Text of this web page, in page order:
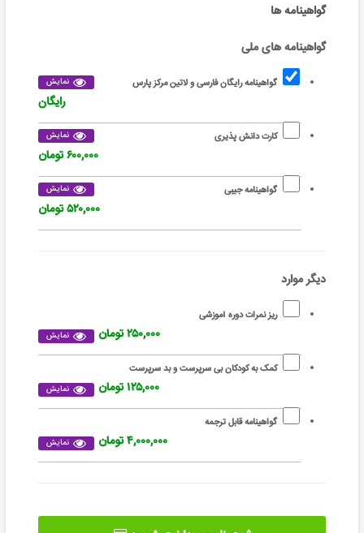
گواهینامه ها
گواهینامه های ملی
گواهینامه رایگان فارسی و لاتین مرکز پارس نمایش
رایگان
کارت دانش پذیری نمایش
۶۰۰,۰۰۰ تومان
گواهینامه جیبی نمایش
۵۲۰,۰۰۰ تومان
دیگر موارد
ریز نمرات دوره آموزشی
نمایش ۲۵۰,۰۰۰ تومان
کمک به کودکان بی سرپرست و بد سرپرست
نمایش ۱۲۵,۰۰۰ تومان
گواهینامه قابل ترجمه
نمایش ۴,۰۰۰,۰۰۰ تومان